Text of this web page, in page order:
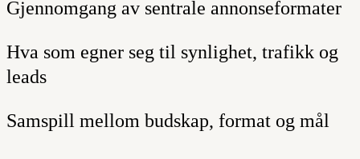
Gjennomgang av sentrale annonseformater
Hva som egner seg til synlighet, trafikk og
leads
Samspill mellom budskap, format og mål